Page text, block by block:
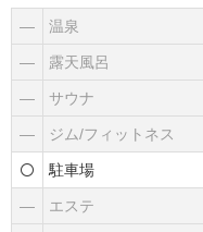
― 温泉
― 露天風呂
― サウナ
― ジム/フィットネス
駐車場
― エステ